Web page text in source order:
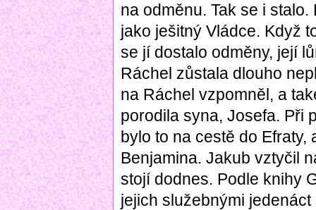
na odměnu. Tak se i
jako ješitný Vládce. Když
se jí dostalo odměny, její
Ráchel zůstala dlouho
na Ráchel vzpomněl, a
porodila syna, Josefa. Při
bylo to na cestě do
Benjamina. Jakub vztyčil
stojí dodnes. Podle knihy
jejich služebnými